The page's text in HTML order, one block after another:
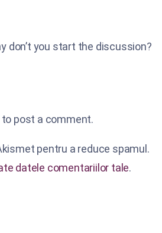
don’t you start the discussion?
to post a comment.
pentru a reduce spamul.
datele comentariilor tale.